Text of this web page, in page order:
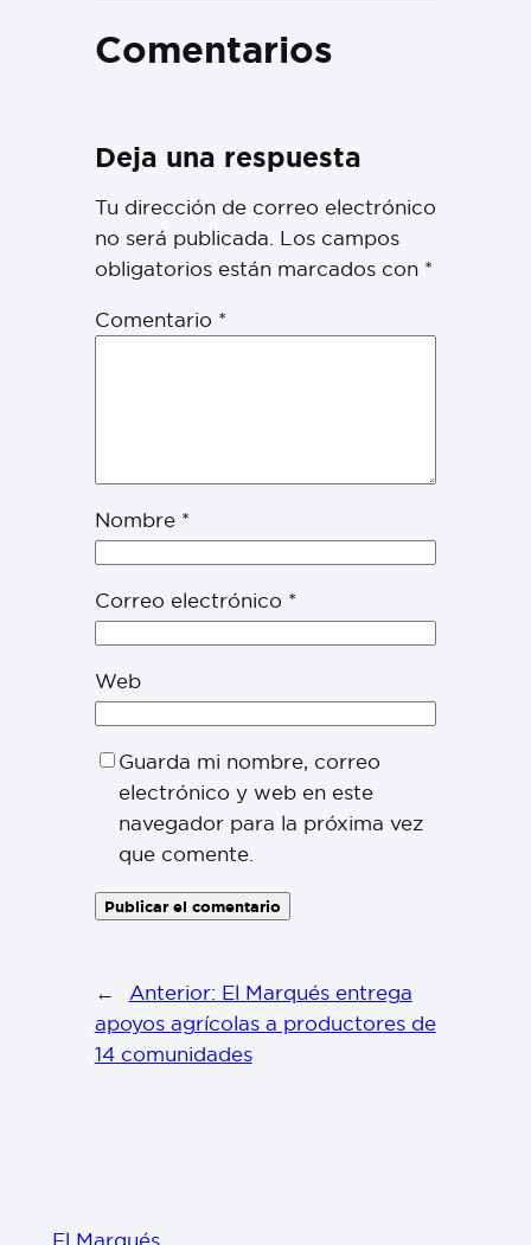
Comentarios
Deja una respuesta
Tu dirección de correo electrónico
no será publicada. Los campos
obligatorios están marcados con *
Comentario *
Nombre *
Correo electrónico *
Web
Guarda mi nombre, correo
electrónico y web en este
navegador para la próxima vez
que comente.
← Anterior: El Marqués entrega
apoyos agrícolas a productores de
14 comunidades
El Marqués